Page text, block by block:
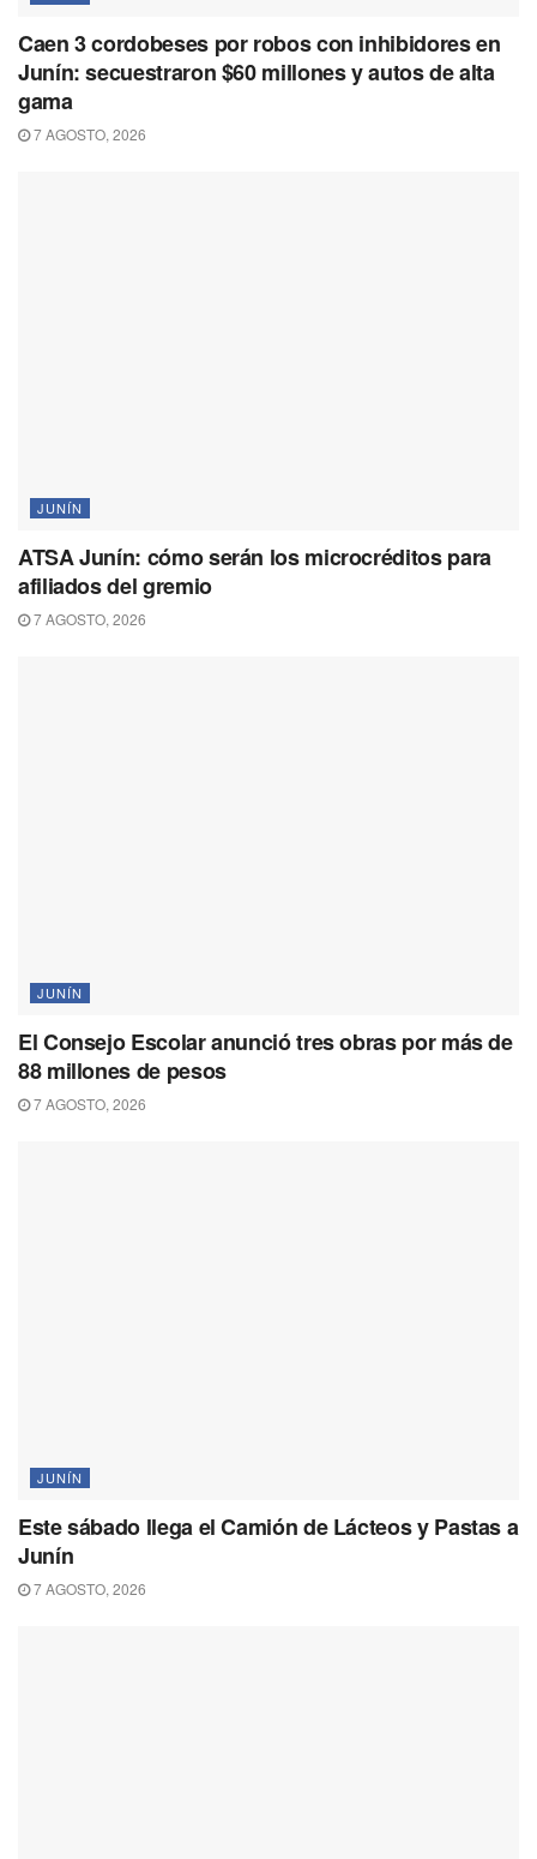
Caen 3 cordobeses por robos con inhibidores en
Junín: secuestraron $60 millones y autos de alta
gama
7 AGOSTO, 2026
JUNÍN
ATSA Junín: cómo serán los microcréditos para
afiliados del gremio
7 AGOSTO, 2026
JUNÍN
El Consejo Escolar anunció tres obras por más de
88 millones de pesos
7 AGOSTO, 2026
JUNÍN
Este sábado llega el Camión de Lácteos y Pastas a
Junín
7 AGOSTO, 2026